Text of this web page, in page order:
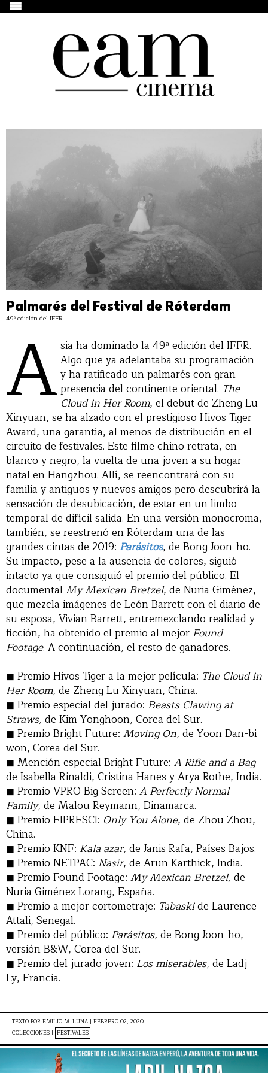
Palmarés del Festival de Róterdam
49ª edición del IFFR.
A sia ha dominado la 49ª edición del IFFR.
Algo que ya adelantaba su programación
y ha ratificado un palmarés con gran
presencia del continente oriental. The
Cloud in Her Room, el debut de Zheng Lu
Xinyuan, se ha alzado con el prestigioso Hivos Tiger
Award, una garantía, al menos de distribución en el
circuito de festivales. Este filme chino retrata, en
blanco y negro, la vuelta de una joven a su hogar
natal en Hangzhou. Allí, se reencontrará con su
familia y antiguos y nuevos amigos pero descubrirá la
sensación de desubicación, de estar en un limbo
temporal de difícil salida. En una versión monocroma,
también, se reestrenó en Róterdam una de las
grandes cintas de 2019: Parásitos, de Bong Joon-ho.
Su impacto, pese a la ausencia de colores, siguió
intacto ya que consiguió el premio del público. El
documentalMy Mexican Bretzel, de Nuria Giménez,
que mezcla imágenes de León Barrett con el diario de
su esposa, Vivian Barrett, entremezclando realidad y
ficción, ha obtenido el premio al mejor Found
Footage. A continuación, el resto de ganadores.
◼ Premio Hivos Tiger a la mejor película: The Cloud in
Her Room, de Zheng Lu Xinyuan, China.
◼ Premio especial del jurado: Beasts Clawing at
Straws, de Kim Yonghoon, Corea del Sur.
◼ Premio Bright Future: Moving On, de Yoon Dan-bi
won, Corea del Sur.
◼ Mención especial Bright Future: A Rifle and a Bag
de Isabella Rinaldi, Cristina Hanes y Arya Rothe, India.
◼ Premio VPRO Big Screen: A Perfectly Normal
Family, de Malou Reymann, Dinamarca.
◼ Premio FIPRESCI: Only You Alone, de Zhou Zhou,
China.
◼ Premio KNF: Kala azar, de Janis Rafa, Países Bajos.
◼ Premio NETPAC: Nasir, de Arun Karthick, India.
◼ Premio Found Footage: My Mexican Bretzel, de
Nuria Giménez Lorang, España.
◼ Premio a mejor cortometraje: Tabaskide Laurence
Attali, Senegal.
◼ Premio del público: Parásitos, de Bong Joon-ho,
versión B&W, Corea del Sur.
◼ Premio del jurado joven: Los miserables, de Ladj
Ly, Francia.
TEXTO POR EMILIO M. LUNA | FEBRERO 02, 2020
COLECCIONES | FESTIVALES